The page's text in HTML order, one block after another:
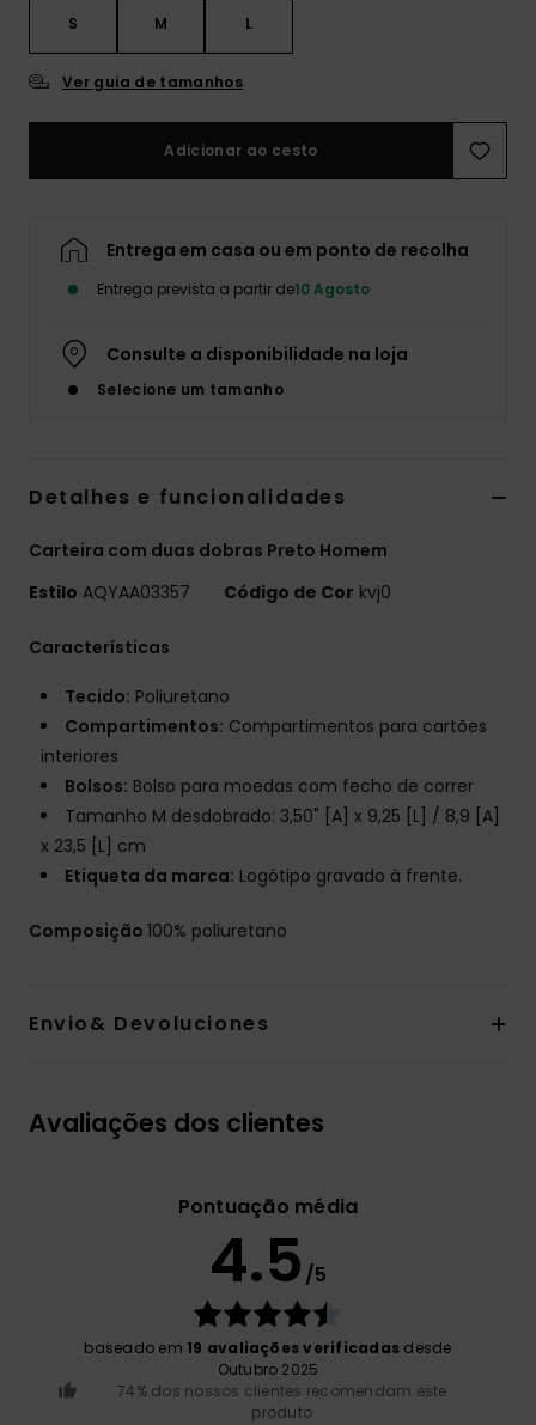
S M L
Ver guia de tamanhos
Adicionar ao cesto
Entrega em casa ou em ponto de recolha
Entrega prevista a partir de10 Agosto
Consulte a disponibilidade na loja
Selecione um tamanho
Detalhes e funcionalidades
Carteira com duas dobras Preto Homem
Estilo AQYAA03357 Código de Cor kvj0
Características
Tecido: Poliuretano
Compartimentos: Compartimentos para cartões
interiores
Bolsos: Bolso para moedas com fecho de correr
Tamanho M desdobrado: 3,50" [A] x 9,25 [L] / 8,9 [A]
x 23,5 [L] cm
Etiqueta da marca: Logótipo gravado à frente.
Composição 100% poliuretano
Envio& Devoluciones
Avaliações dos clientes
Pontuação média
4.5 /5
baseado em 19 avaliações verificadas desde
Outubro 2025
74% dos nossos clientes recomendam este
produto